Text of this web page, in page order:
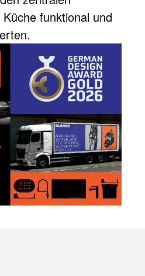
funktional und